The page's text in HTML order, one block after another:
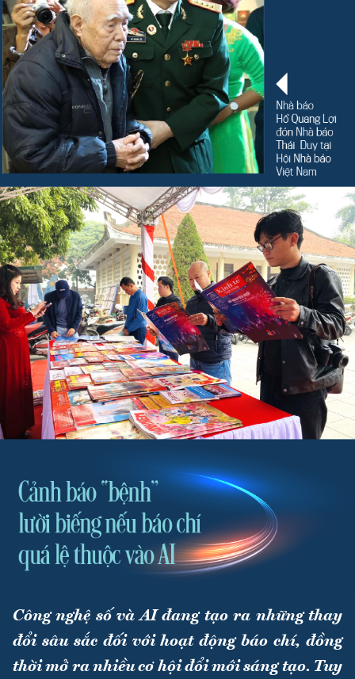
Công nghệ số và AI đang tạo ra những thay
đổi sâu sắc đối với hoạt động báo chí, đồng
thời mở ra nhiều cơ hội đổi mới sáng tạo. Tuy